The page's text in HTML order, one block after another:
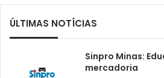
ÚLTIMAS NOTÍCIAS
Sinpro Minas:
mercadoria